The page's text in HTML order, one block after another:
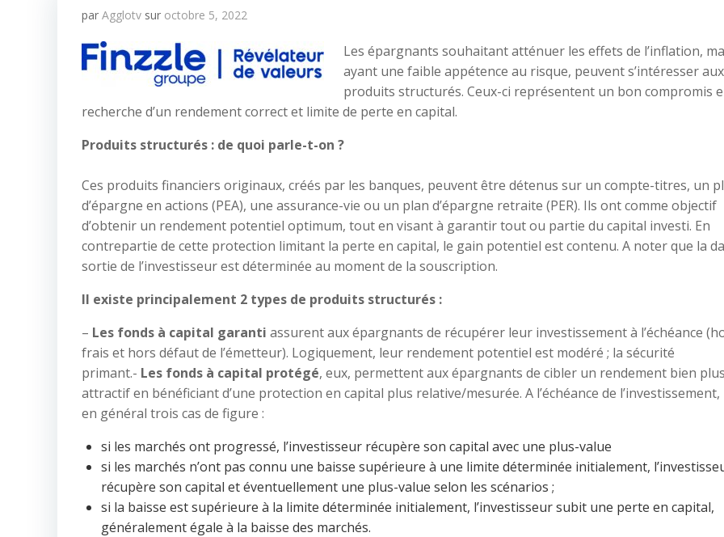
par Agglotv sur octobre 5, 2022
Les épargnants souhaitant atténuer les effets de l’inflation,
ayant une faible appétence au risque, peuvent s’intéresser aux
produits structurés. Ceux-ci représentent un bon compromis
recherche d’un rendement correct et limite de perte en capital.
Produits structurés : de quoi parle-t-on ?
Ces produits financiers originaux, créés par les banques, peuvent être détenus sur un compte-titres, un
d’épargne en actions (PEA), une assurance-vie ou un plan d’épargne retraite (PER). Ils ont comme objectif
d’obtenir un rendement potentiel optimum, tout en visant à garantir tout ou partie du capital investi. En
contrepartie de cette protection limitant la perte en capital, le gain potentiel est contenu. A noter que la
sortie de l’investisseur est déterminée au moment de la souscription.
Il existe principalement 2 types de produits structurés :
– Les fonds à capital garanti assurent aux épargnants de récupérer leur investissement à l’échéance
frais et hors défaut de l’émetteur). Logiquement, leur rendement potentiel est modéré ; la sécurité
primant.- Les fonds à capital protégé, eux, permettent aux épargnants de cibler un rendement bien plus
attractif en bénéficiant d’une protection en capital plus relative/mesurée. A l’échéance de l’investissement,
en général trois cas de figure :
si les marchés ont progressé, l’investisseur récupère son capital avec une plus-value
si les marchés n’ont pas connu une baisse supérieure à une limite déterminée initialement,
récupère son capital et éventuellement une plus-value selon les scénarios ;
si la baisse est supérieure à la limite déterminée initialement, l’investisseur subit une perte en capital,
généralement égale à la baisse des marchés.